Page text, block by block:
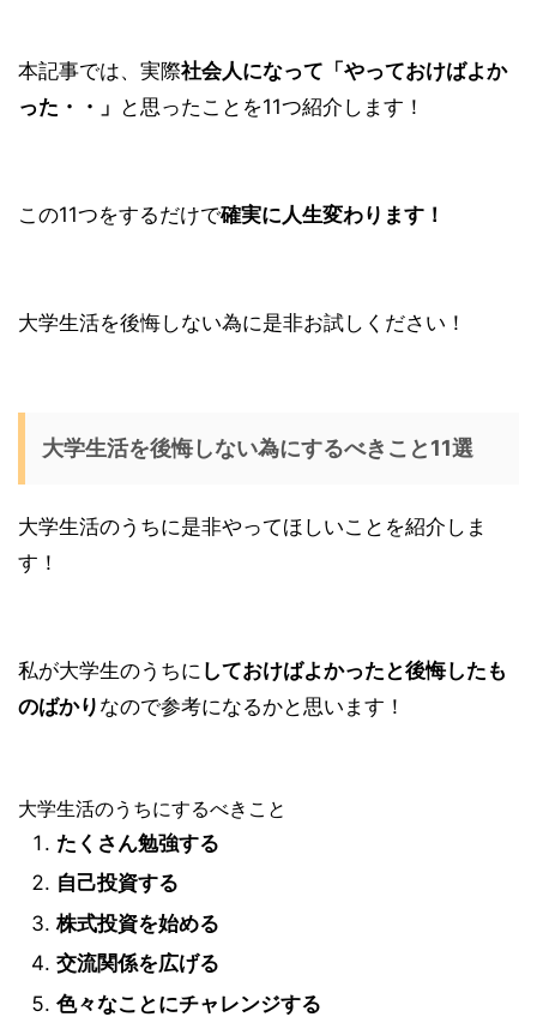
本記事では、実際社会人になって「やっておけばよか
った・・」 と思ったことを11つ紹介します！
この11つをするだけで確実に人生変わります！
大学生活を後悔しない為に是非お試しください！
大学生活を後悔しない為にするべきこと11選
大学生活のうちに是非やってほしいことを紹介しま
す！
私が大学生のうちに しておけばよかったと後悔したも
のばかり なので参考になるかと思います！
大学生活のうちにするべきこと
たくさん勉強する
自己投資する
株式投資を始める
交流関係を広げる
色々なことにチャレンジする